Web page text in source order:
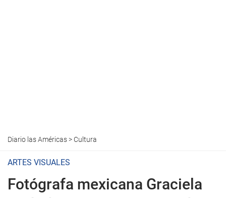
Diario las Américas> Cultura
ARTES VISUALES
Fotógrafa mexicana Graciela